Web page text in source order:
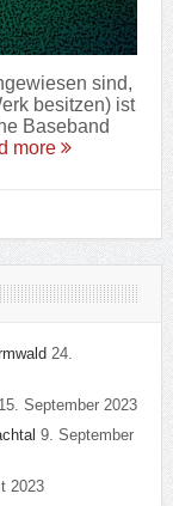
sind,
besitzen) ist
Baseband
more
24.
15. September 2023
9. September
2023